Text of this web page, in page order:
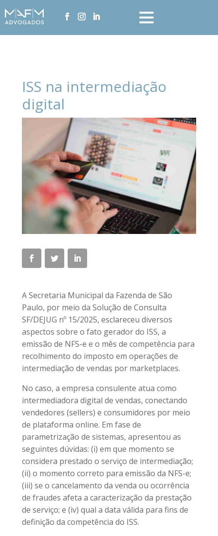
ISS na intermediação
digital
A Secretaria Municipal da Fazenda de São
Paulo, por meio da Solução de Consulta
SF/DEJUG nº 15/2025, esclareceu diversos
aspectos sobre o fato gerador do ISS, a
emissão de NFS-e e o mês de competência para
recolhimento do imposto em operações de
intermediação de vendas por marketplaces.
No caso, a empresa consulente atua como
intermediadora digital de vendas, conectando
vendedores (sellers) e consumidores por meio
de plataforma online. Em fase de
parametrização de sistemas, apresentou as
seguintes dúvidas: (i) em que momento se
considera prestado o serviço de intermediação;
(ii) o momento correto para emissão da NFS-e;
(iii) se o cancelamento da venda ou ocorrência
de fraudes afeta a caracterização da prestação
de serviço; e (iv) qual a data válida para fins de
definição da competência do ISS.